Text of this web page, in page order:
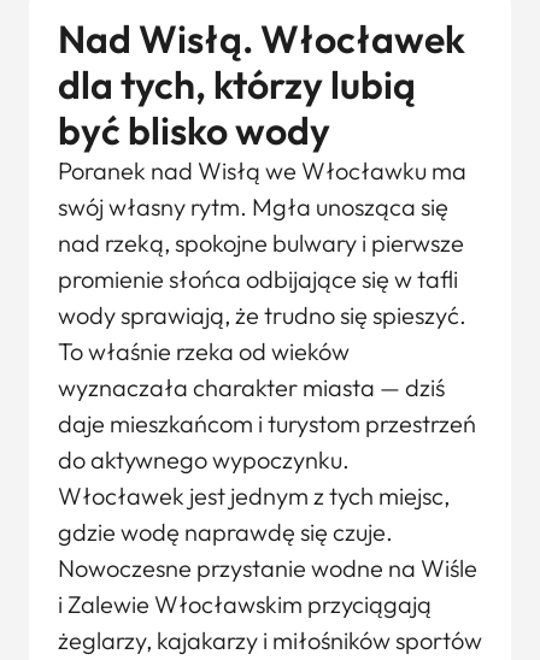
Nad Wisłą. Włocławek
dla tych, którzy lubią
być blisko wody
Poranek nad Wisłą we Włocławku ma
swój własny rytm. Mgła unosząca się
nad rzeką, spokojne bulwary i pierwsze
promienie słońca odbijające się w tafli
wody sprawiają, że trudno się spieszyć.
To właśnie rzeka od wieków
wyznaczała charakter miasta — dziś
daje mieszkańcom i turystom przestrzeń
do aktywnego wypoczynku.
Włocławek jest jednym z tych miejsc,
gdzie wodę naprawdę się czuje.
Nowoczesne przystanie wodne na Wiśle
i Zalewie Włocławskim przyciągają
żeglarzy, kajakarzy i miłośników sportów